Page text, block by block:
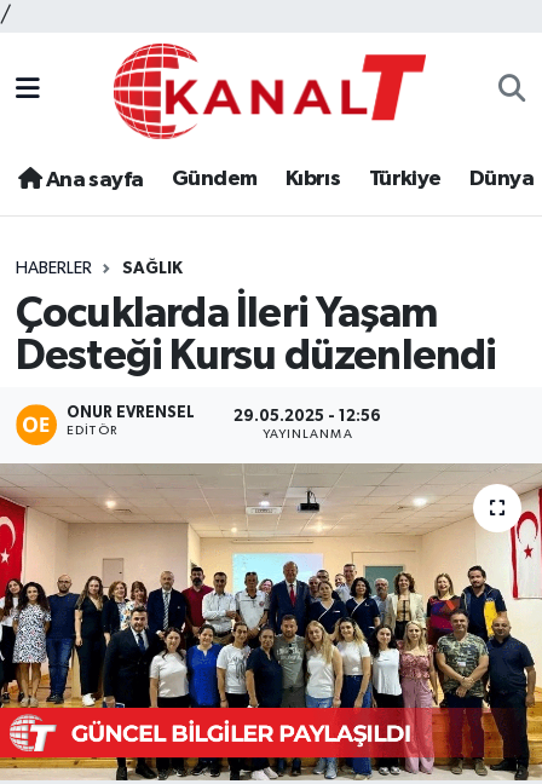
/
Ana sayfa Gündem Kıbrıs Türkiye Dünya
HABERLER SAĞLIK
Çocuklarda İleri Yaşam
Desteği Kursu düzenlendi
ONUR EVRENSEL
EDITÖR
29.05.2025 - 12:56
YAYINLANMA